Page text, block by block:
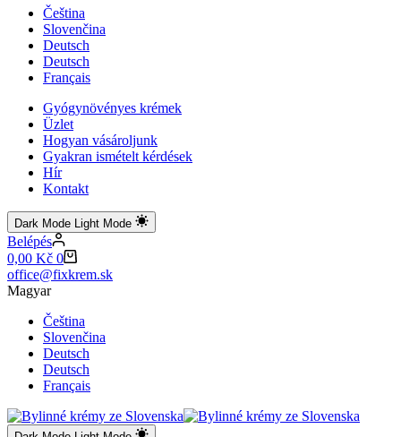
Čeština
Slovenčina
Deutsch
Deutsch
Français
Gyógynövényes krémek
Üzlet
Hogyan vásároljunk
Gyakran ismételt kérdések
Hír
Kontakt
Dark Mode Light Mode
Belépés
Shopping
cart
0,00 Kč 0
office@fixkrem.sk
Magyar
Čeština
Slovenčina
Deutsch
Deutsch
Français